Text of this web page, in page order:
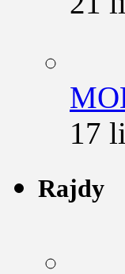
17
Rajdy